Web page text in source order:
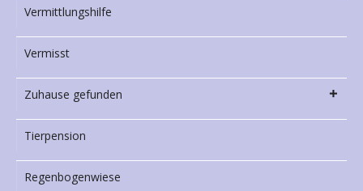
Vermittlungshilfe
Vermisst
Zuhause gefunden
Tierpension
Regenbogenwiese